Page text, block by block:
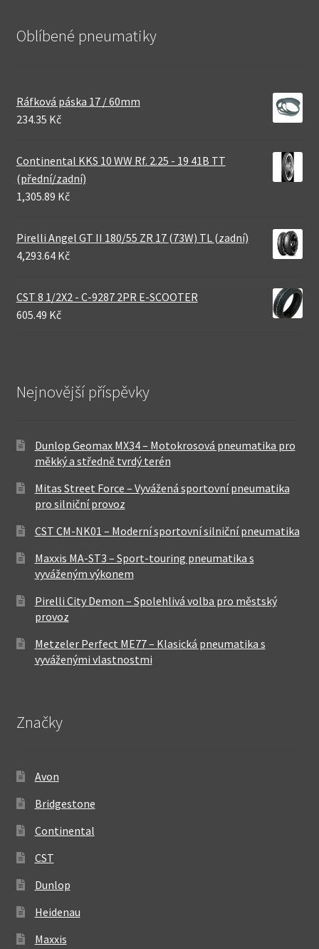
Oblíbené pneumatiky
Ráfková páska 17 / 60mm
234.35 Kč
Continental KKS 10 WW Rf. 2.25 - 19 41B TT
(přední/zadní)
1,305.89 Kč
Pirelli Angel GT II 180/55 ZR 17 (73W) TL (zadní)
4,293.64 Kč
CST 8 1/2X2 - C-9287 2PR E-SCOOTER
605.49 Kč
Nejnovější příspěvky
Dunlop Geomax MX34 – Motokrosová pneumatika pro
měkký a středně tvrdý terén
Mitas Street Force – Vyvážená sportovní pneumatika
pro silniční provoz
CST CM-NK01 – Moderní sportovní silniční pneumatika
Maxxis MA-ST3 – Sport-touring pneumatika s
vyváženým výkonem
Pirelli City Demon – Spolehlivá volba pro městský
provoz
Metzeler Perfect ME77 – Klasická pneumatika s
vyváženými vlastnostmi
Značky
Avon
Bridgestone
Continental
CST
Dunlop
Heidenau
Maxxis